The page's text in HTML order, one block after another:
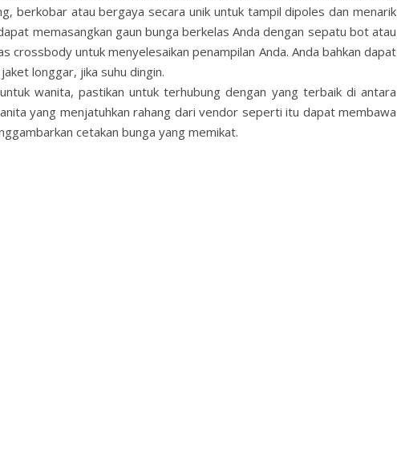
berkobar atau bergaya secara unik untuk tampil dipoles dan menarik
memasangkan gaun bunga berkelas Anda dengan sepatu bot atau
crossbody untuk menyelesaikan penampilan Anda. Anda bahkan dapat
longgar, jika suhu dingin.
wanita, pastikan untuk terhubung dengan yang terbaik di antara
yang menjatuhkan rahang dari vendor seperti itu dapat membawa
cetakan bunga yang memikat.